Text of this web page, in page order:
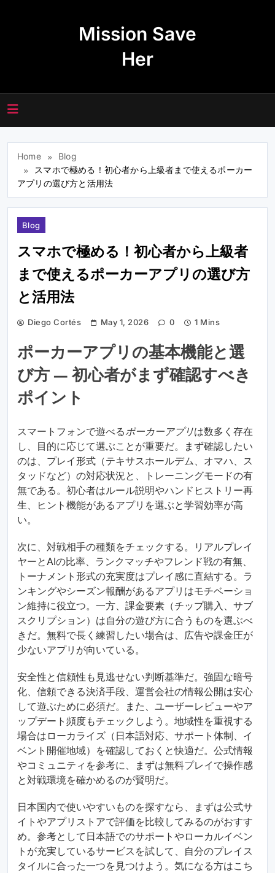
Mission Save
Her
Home
Blog
スマホで極める！初心者から上級者まで使えるポーカー
アプリの選び方と活用法
Blog
スマホで極める！初心者から上級者
まで使えるポーカーアプリの選び方
と活用法
Diego Cortés May 1, 2026 0 1 Mins
ポーカーアプリの基本機能と選
び方 — 初心者がまず確認すべき
ポイント
スマートフォンで遊べるポーカーアプリは数多く存在
し、目的に応じて選ぶことが重要だ。まず確認したい
のは、プレイ形式（テキサスホールデム、オマハ、ス
タッドなど）の対応状況と、トレーニングモードの有
無である。初心者はルール説明やハンドヒストリー再
生、ヒント機能があるアプリを選ぶと学習効率が高
い。
次に、対戦相手の種類をチェックする。リアルプレイ
ヤーとAIの比率、ランクマッチやフレンド戦の有無、
トーナメント形式の充実度はプレイ感に直結する。ラ
ンキングやシーズン報酬があるアプリはモチベーショ
ン維持に役立つ。一方、課金要素（チップ購入、サブ
スクリプション）は自分の遊び方に合うものを選ぶべ
きだ。無料で長く練習したい場合は、広告や課金圧が
少ないアプリが向いている。
安全性と信頼性も見逃せない判断基準だ。強固な暗号
化、信頼できる決済手段、運営会社の情報公開は安心
して遊ぶために必須だ。また、ユーザーレビューやア
ップデート頻度もチェックしよう。地域性を重視する
場合はローカライズ（日本語対応、サポート体制、イ
ベント開催地域）を確認しておくと快適だ。公式情報
やコミュニティを参考に、まずは無料プレイで操作感
と対戦環境を確かめるのが賢明だ。
日本国内で使いやすいものを探すなら、まずは公式サ
イトやアプリストアで評価を比較してみるのがおすす
め。参考として日本語でのサポートやローカルイベン
トが充実しているサービスを試して、自分のプレイス
タイルに合った一つを見つけよう。気になる方はこち